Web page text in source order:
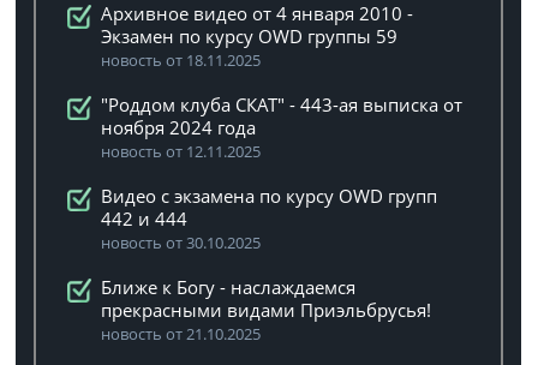
Архивное видео от 4 января 2010 -
Экзамен по курсу OWD группы 59
новость от 18.11.2025
"Роддом клуба СКАТ" - 443-ая выписка от
ноября 2024 года
новость от 12.11.2025
Видео с экзамена по курсу OWD групп
442 и 444
новость от 30.10.2025
Ближе к Богу - наслаждаемся
прекрасными видами Приэльбрусья!
новость от 21.10.2025